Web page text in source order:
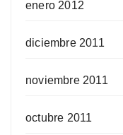
enero 2012
diciembre 2011
noviembre 2011
octubre 2011